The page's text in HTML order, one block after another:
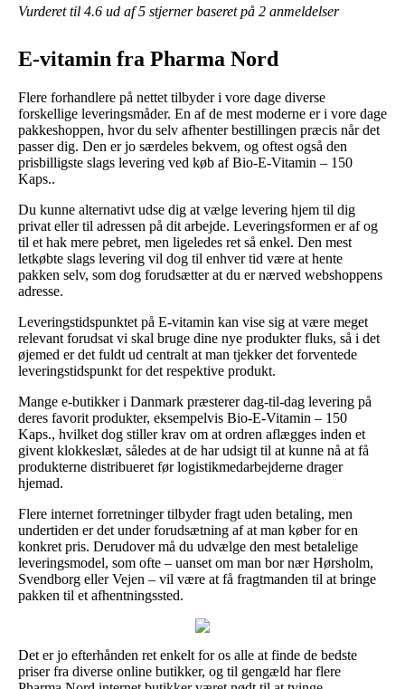
Vurderet til 4.6 ud af 5 stjerner baseret på 2 anmeldelser
E-vitamin fra Pharma Nord
Flere forhandlere på nettet tilbyder i vore dage diverse
forskellige leveringsmåder. En af de mest moderne er i vore dage
pakkeshoppen, hvor du selv afhenter bestillingen præcis når det
passer dig. Den er jo særdeles bekvem, og oftest også den
prisbilligste slags levering ved køb af Bio-E-Vitamin – 150
Kaps..
Du kunne alternativt udse dig at vælge levering hjem til dig
privat eller til adressen på dit arbejde. Leveringsformen er af og
til et hak mere pebret, men ligeledes ret så enkel. Den mest
letkøbte slags levering vil dog til enhver tid være at hente
pakken selv, som dog forudsætter at du er nærved webshoppens
adresse.
Leveringstidspunktet på E-vitamin kan vise sig at være meget
relevant forudsat vi skal bruge dine nye produkter fluks, så i det
øjemed er det fuldt ud centralt at man tjekker det forventede
leveringstidspunkt for det respektive produkt.
Mange e-butikker i Danmark præsterer dag-til-dag levering på
deres favorit produkter, eksempelvis Bio-E-Vitamin – 150
Kaps., hvilket dog stiller krav om at ordren aflægges inden et
givent klokkeslæt, således at de har udsigt til at kunne nå at få
produkterne distribueret før logistikmedarbejderne drager
hjemad.
Flere internet forretninger tilbyder fragt uden betaling, men
undertiden er det under forudsætning af at man køber for en
konkret pris. Derudover må du udvælge den mest betalelige
leveringsmodel, som ofte – uanset om man bor nær Hørsholm,
Svendborg eller Vejen – vil være at få fragtmanden til at bringe
pakken til et afhentningssted.
Det er jo efterhånden ret enkelt for os alle at finde de bedste
priser fra diverse online butikker, og til gengæld har flere